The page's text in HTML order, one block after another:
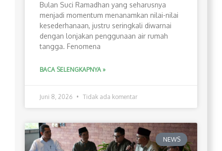
Bulan Suci Ramadhan yang seharusnya
menjadi momentum menanamkan nilai-nilai
kesederhanaan, justru seringkali diwarnai
dengan lonjakan penggunaan air rumah
tangga. Fenomena
BACA SELENGKAPNYA »
Juni 8, 2026 Tidak ada komentar
NEWS